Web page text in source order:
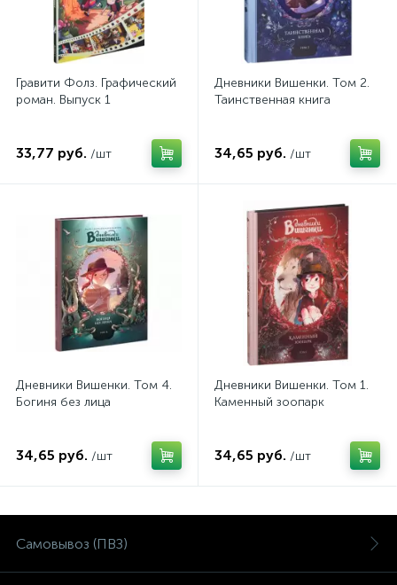
Гравити Фолз. Графический
роман. Выпуск 1
33,77 руб. /шт
Дневники Вишенки. Том 2.
Таинственная книга
34,65 руб. /шт
Дневники Вишенки. Том 4.
Богиня без лица
34,65 руб. /шт
Дневники Вишенки. Том 1.
Каменный зоопарк
34,65 руб. /шт
Самовывоз (ПВЗ)